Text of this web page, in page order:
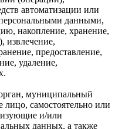
автоматизации или
персональными данными,
накопление, хранение,
извлечение,
предоставление,
удаление,
муниципальный
лицо, самостоятельно или
и/или
данных, а также